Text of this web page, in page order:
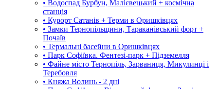
• Водоспад Бурбун, Малієвецький + космічна
станція
• Курорт Сатанів + Терми в Оришківцях
• Замки Тернопільщини, Тараканівський форт +
Почаїв
• Термальні басейни в Оришківцях
• Парк Софіївка. Фентезі-парк + Підземелля
• Файне місто Тернопіль, Зарваниця, Микулинці і
Теребовля
• Княжа Волинь - 2 дні